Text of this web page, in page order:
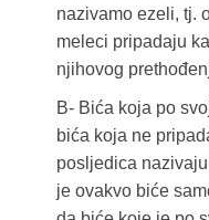
nazivamo ezeli, tj.
meleci pripadaju
njihovog
B- Bića koja po
bića koja ne
posljedica
je ovakvo biće